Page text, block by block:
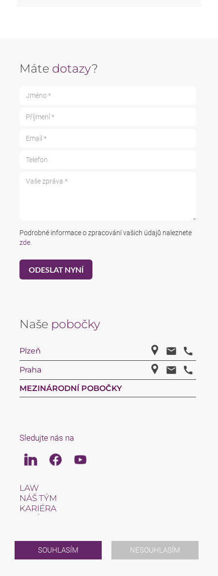
SOUHLASÍM NESOUHLASÍM
Máte dotazy?
Podrobné informace o zpracování vašich údajů naleznete
zde
Naše pobočky
Plzeň
Praha
MEZINÁRODNÍ POBOČKY
Sledujte nás na
LinkedinFacebookYoutube
LAW
NÁŠ TÝM
KARIÉRA
AKTUALITY
AKCE
KONTAKT